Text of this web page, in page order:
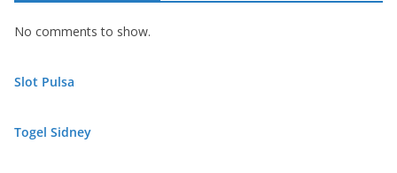
No comments to show.
Slot Pulsa
Togel Sidney